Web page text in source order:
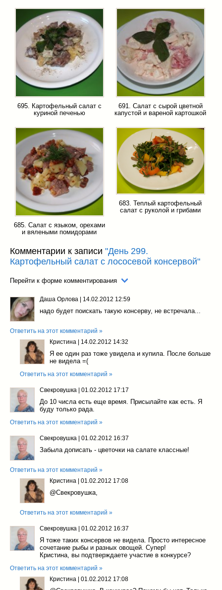
695. Картофельный салат с
куриной печенью
691. Салат с сырой цветной
капустой и вареной картошкой
685. Салат с языком, орехами
и вялеными помидорами
683. Теплый картофельный
салат с руколой и грибами
Комментарии к записи "День 299.
Картофельный салат с лососевой консервой"
Перейти к форме комментирования
Даша Орлова 14.02.2012 12:59
надо будет поискать такую консерву, не встречала...
Ответить на этот комментарий »
Кристина
14.02.2012 14:32
Я ее один раз тоже увидела и купила. После больше
не видела =(
Ответить на этот комментарий »
Свекровушка 01.02.2012 17:17
До 10 числа есть еще время. Присылайте как есть. Я
буду только рада.
Ответить на этот комментарий »
Свекровушка 01.02.2012 16:37
Забыла дописать - цветочки на салате классные!
Ответить на этот комментарий »
Кристина
01.02.2012 17:08
@Свекровушка,
Ответить на этот комментарий »
Свекровушка 01.02.2012 16:37
Я тоже таких консервов не видела. Просто интересное
сочетание рыбы и разных овощей. Супер!
Кристина, вы подтверждаете участие в конкурсе?
Ответить на этот комментарий »
Кристина
01.02.2012 17:08